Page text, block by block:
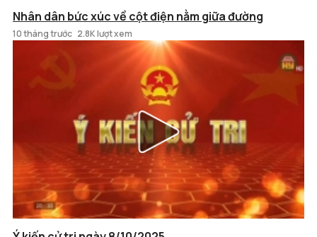
Nhân dân bức xúc về cột điện nằm giữa đường
10 tháng trước 2.8K lượt xem